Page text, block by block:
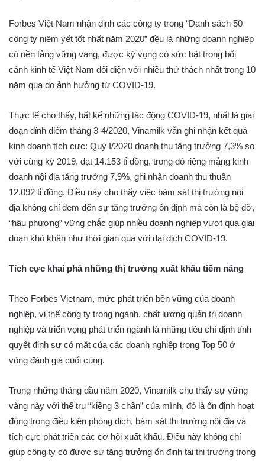
Forbes Việt Nam nhận định các công ty trong “Danh sách 50
công ty niêm yết tốt nhất năm 2020” đều là những doanh nghiệp
có nền tảng vững vàng, được kỳ vọng có sức bật trong bối
cảnh kinh tế Việt Nam đối diện với nhiều thử thách nhất trong 10
năm qua do ảnh hưởng từ COVID-19.
Thực tế cho thấy, bất kể những tác động COVID-19, nhất là giai
đoạn đỉnh điểm tháng 3-4/2020, Vinamilk vẫn ghi nhận kết quả
kinh doanh tích cực: Quý I/2020 doanh thu tăng trưởng 7,3% so
với cùng kỳ 2019, đạt 14.153 tỉ đồng, trong đó riêng mảng kinh
doanh nội địa tăng trưởng 7,9%, ghi nhận doanh thu thuần
12.092 tỉ đồng. Điều này cho thấy việc bám sát thị trường nội
địa không chỉ đem đến sự tăng trưởng ổn định mà còn là bệ đỡ,
“hậu phương” vững chắc giúp nhiều doanh nghiệp vượt qua giai
đoạn khó khăn như thời gian qua với đại dịch COVID-19.
Tích cực khai phá những thị trường xuất khẩu tiềm năng
Theo Forbes Vietnam, mức phát triển bền vững của doanh
nghiệp, vị thế công ty trong ngành, chất lượng quản trị doanh
nghiệp và triển vọng phát triển ngành là những tiêu chí định tính
quyết định sự có mặt của các doanh nghiệp trong Top 50 ở
vòng đánh giá cuối cùng.
Trong những tháng đầu năm 2020, Vinamilk cho thấy sự vững
vàng này với thế trụ “kiềng 3 chân” của mình, đó là ổn định hoạt
động trong điều kiện phòng dịch, bám sát thị trường nội địa và
tích cực phát triển các cơ hội xuất khẩu. Điều này không chỉ
giúp công ty có được sự tăng trưởng ổn định tại thị trường trong